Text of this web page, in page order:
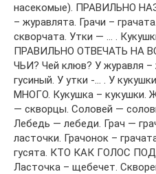
насекомые). ПРАВИЛЬНО
– журавлята. Грачи –
скворчата. Утки — … .
ПРАВИЛЬНО ОТВЕЧАТЬ НА
ЧЬИ? Чей клюв? У журавля –
гусиный. У утки -… . У
МНОГО. Кукушка – кукушки.
— скворцы. Соловей —
Лебедь — лебеди. Грач —
ласточки. Грачонок –
гусята. КТО КАК ГОЛОС
Ласточка – щебечет.